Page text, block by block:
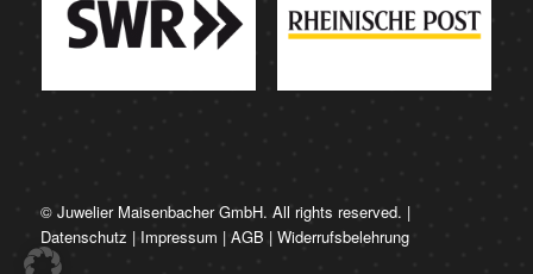
© Juwelier Maisenbacher GmbH. All rights reserved. |
Datenschutz | Impressum | AGB | Widerrufsbelehrung